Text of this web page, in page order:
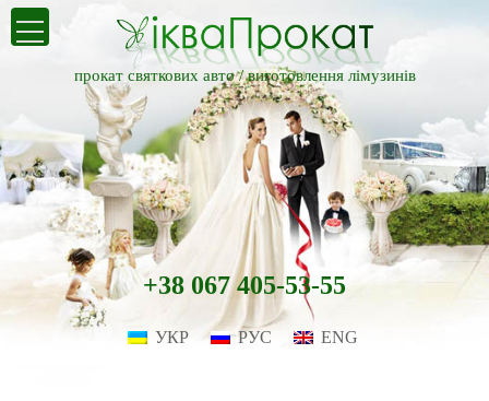
прокат святкових авто /виготовлення лімузинів
+38 067 405-53-55
УКР РУС ENG